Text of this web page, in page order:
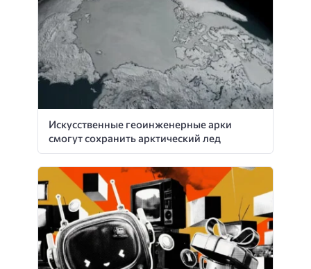
Искусственные геоинженерные арки
смогут сохранить арктический лед